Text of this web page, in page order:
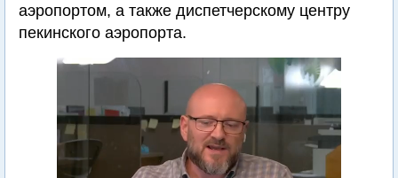
аэропортом, а также диспетчерскому центру
пекинского аэропорта.